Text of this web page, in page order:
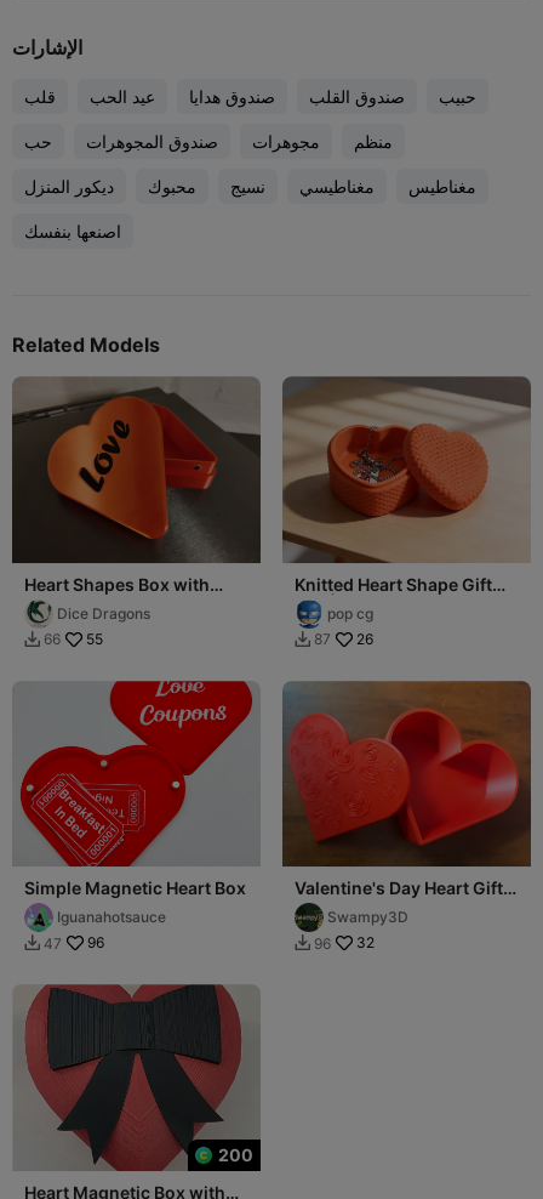
الإشارات
قلب عيد الحب صندوق هدايا صندوق القلب حبيب
حب صندوق المجوهرات مجوهرات منظم
ديكور المنزل محبوك نسيج مغناطيسي مغناطيس
اصنعها بنفسك
Related Models
Heart Shapes Box with
Magnetic Lid
Dice Dragons
 66 55
Knitted Heart Shape Gift
Box | Valentine's Day
pop cg
 87 26
Simple Magnetic Heart Box
Iguanahotsauce
 47 96
Valentine's Day Heart Gift
Box Swampy3D
 96 32
200
Heart Magnetic Box with